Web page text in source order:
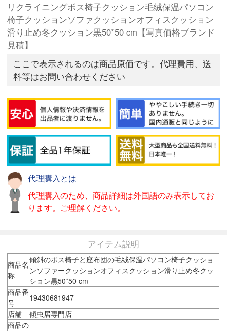
リクライニングボス椅子クッション毛绒保温パソコン
椅子クッションソファクッションオフィスクッション
滑り止め冬クッション黒50*50 cm【写真価格ブランド
見積】
ここで表示されるのは商品原価です。代理費用、送
料等はお問い合わせください
代理購入とは
代理購入のため、商品詳細は外国語のみ表示してお
ります。ご理解ください。
アイテム説明
商品名
称
傾斜のボス椅子と座布団の毛绒保温パソコン椅子クッショ
ンソファークッションオフィスクッション滑り止め冬クッ
ション黒50*50 cm
商品番
号
19430681947
店舗
傾虫居専門店
商品の